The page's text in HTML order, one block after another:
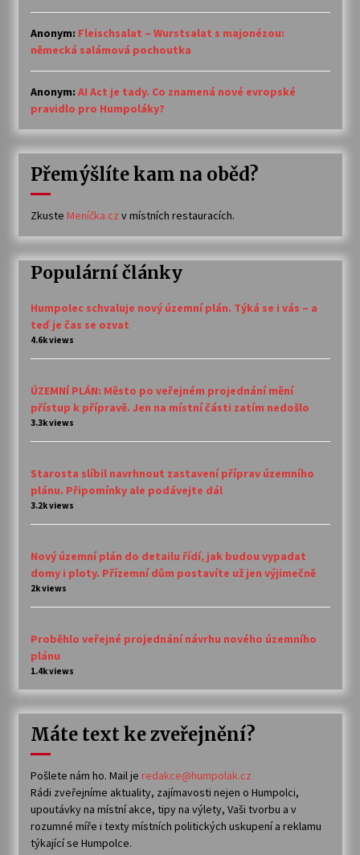
Anonym: Fleischsalat – Wurstsalat s majonézou:
německá salámová pochoutka
Anonym: AI Act je tady. Co znamená nové evropské
pravidlo pro Humpoláky?
Přemýšlíte kam na oběd?
Zkuste Meníčka.cz v místních restauracích.
Populární články
Humpolec schvaluje nový územní plán. Týká se i vás – a
teď je čas se ozvat
4.6k views
ÚZEMNÍ PLÁN: Město po veřejném projednání mění
přístup k přípravě. Jen na místní části zatím nedošlo
3.3k views
Starosta slíbil navrhnout zastavení příprav územního
plánu. Připomínky ale podávejte dál
3.2k views
Nový územní plán do detailu řídí, jak budou vypadat
domy i ploty. Přízemní dům postavíte už jen výjimečně
2k views
Proběhlo veřejné projednání návrhu nového územního
plánu
1.4k views
Máte text ke zveřejnění?
Pošlete nám ho. Mail je redakce@humpolak.cz
Rádi zveřejníme aktuality, zajímavosti nejen o Humpolci,
upoutávky na místní akce, tipy na výlety, Vaši tvorbu a v
rozumné míře i texty místních politických uskupení a reklamu
týkající se Humpolce.